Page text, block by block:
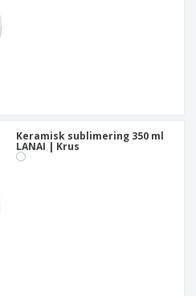
Keramisk sublimering 350 ml
LANAI | Krus